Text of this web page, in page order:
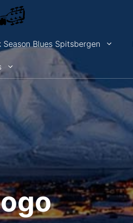
Season Blues Spitsbergen